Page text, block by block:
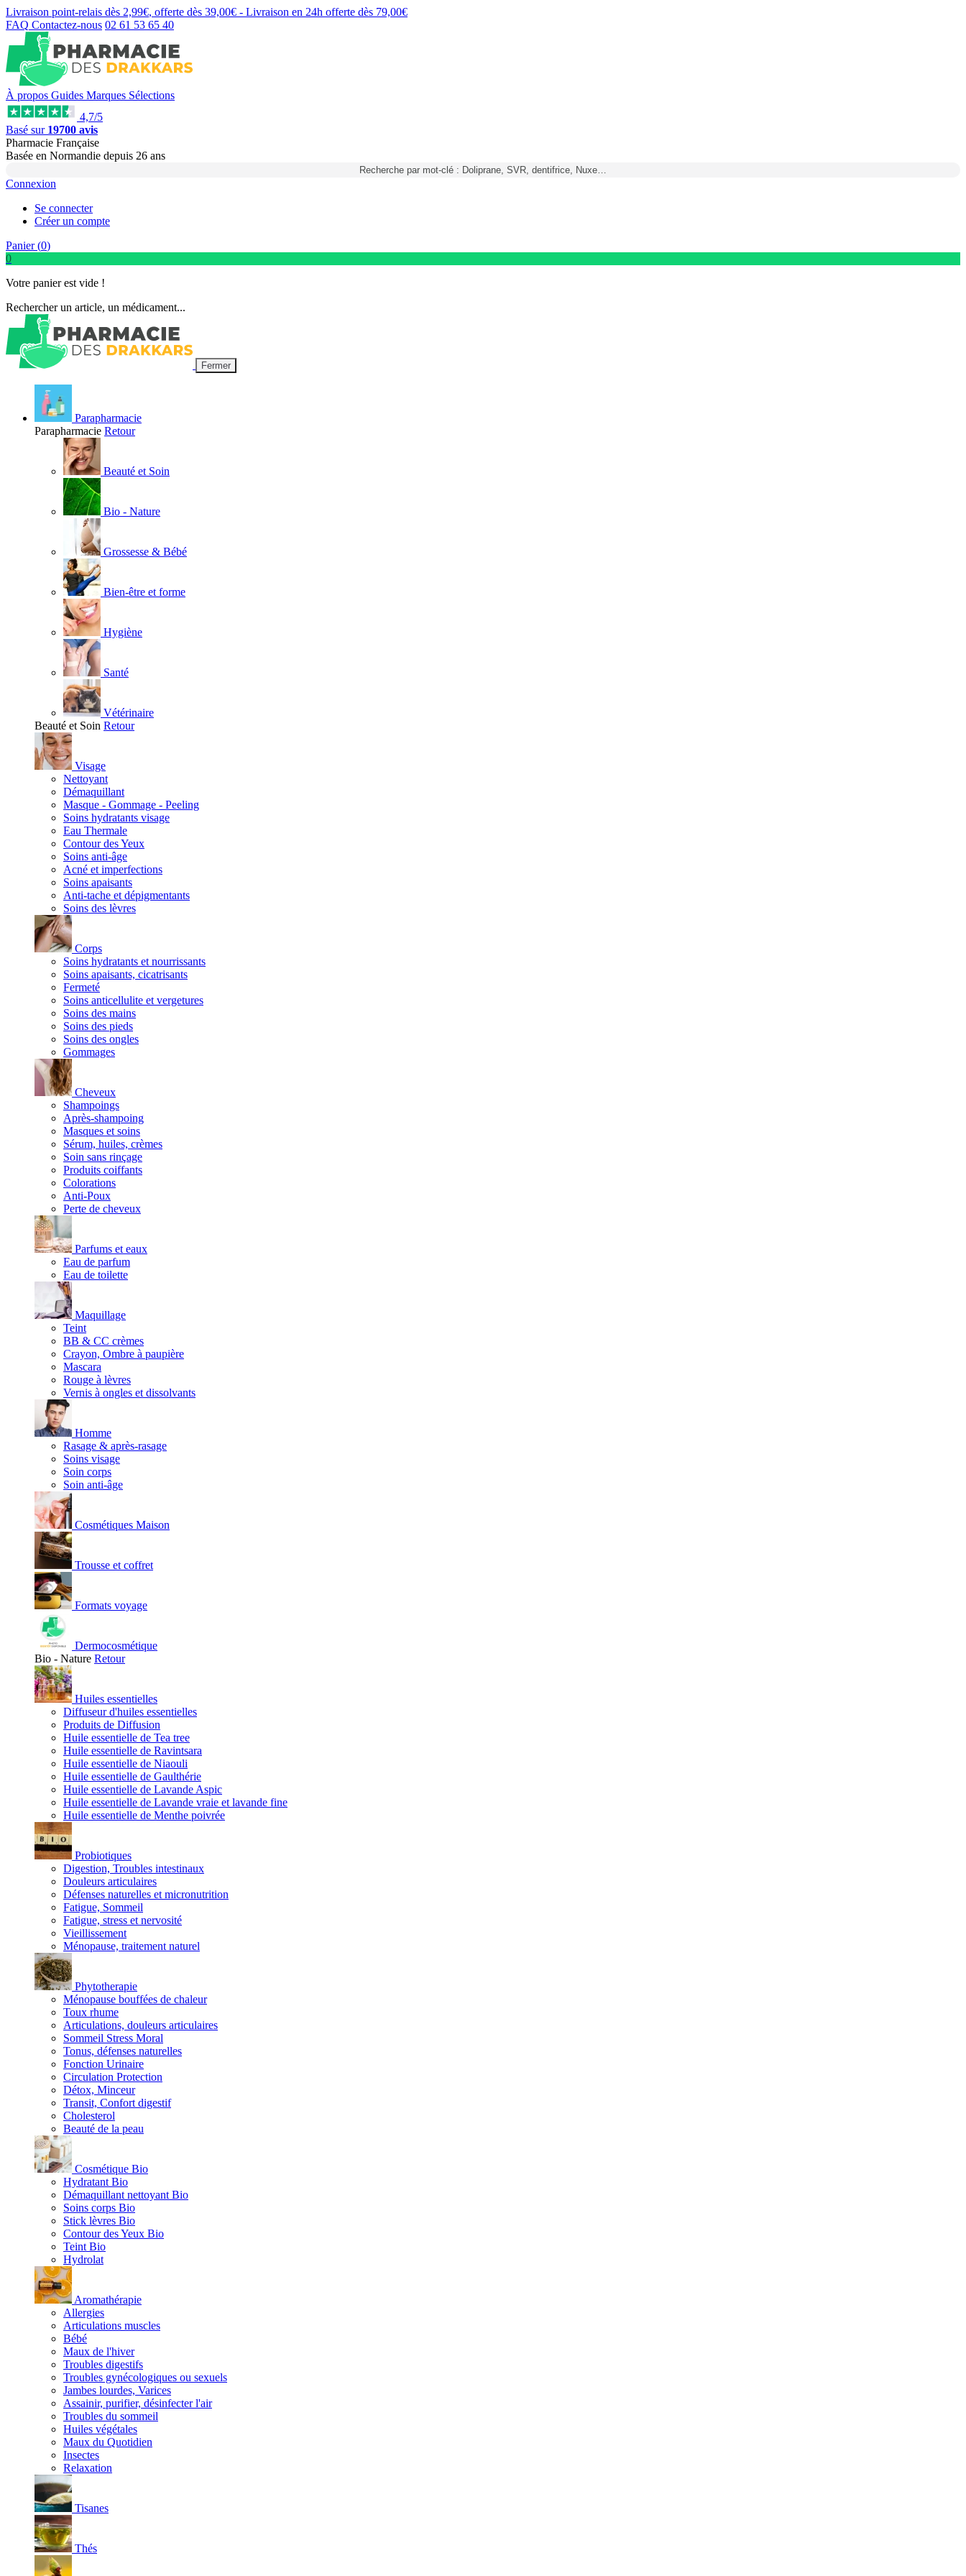
Livraison point-relais dès 2,99€, offerte dès 39,00€ - Livraison en 24h offerte dès 79,00€
FAQ Contactez-nous 02 61 53 65 40
À propos Guides Marques Sélections
4,7/5
Basé sur 19700 avis
Pharmacie Française
Basée en Normandie depuis 26 ans
Recherche par mot-clé : Doliprane, SVR, dentifrice, Nuxe…
Connexion
Se connecter
Créer un compte
Panier (0)
0
Votre panier est vide !
Rechercher un article, un médicament...
Fermer
Parapharmacie
Parapharmacie Retour
Beauté et Soin
Bio - Nature
Grossesse & Bébé
Bien-être et forme
Hygiène
Santé
Vétérinaire
Beauté et Soin Retour
Visage
Nettoyant
Démaquillant
Masque - Gommage - Peeling
Soins hydratants visage
Eau Thermale
Contour des Yeux
Soins anti-âge
Acné et imperfections
Soins apaisants
Anti-tache et dépigmentants
Soins des lèvres
Corps
Soins hydratants et nourrissants
Soins apaisants, cicatrisants
Fermeté
Soins anticellulite et vergetures
Soins des mains
Soins des pieds
Soins des ongles
Gommages
Cheveux
Shampoings
Après-shampoing
Masques et soins
Sérum, huiles, crèmes
Soin sans rinçage
Produits coiffants
Colorations
Anti-Poux
Perte de cheveux
Parfums et eaux
Eau de parfum
Eau de toilette
Maquillage
Teint
BB & CC crèmes
Crayon, Ombre à paupière
Mascara
Rouge à lèvres
Vernis à ongles et dissolvants
Homme
Rasage & après-rasage
Soins visage
Soin corps
Soin anti-âge
Cosmétiques Maison
Trousse et coffret
Formats voyage
Dermocosmétique
Bio - Nature Retour
Huiles essentielles
Diffuseur d'huiles essentielles
Produits de Diffusion
Huile essentielle de Tea tree
Huile essentielle de Ravintsara
Huile essentielle de Niaouli
Huile essentielle de Gaulthérie
Huile essentielle de Lavande Aspic
Huile essentielle de Lavande vraie et lavande fine
Huile essentielle de Menthe poivrée
Probiotiques
Digestion, Troubles intestinaux
Douleurs articulaires
Défenses naturelles et micronutrition
Fatigue, Sommeil
Fatigue, stress et nervosité
Vieillissement
Ménopause, traitement naturel
Phytotherapie
Ménopause bouffées de chaleur
Toux rhume
Articulations, douleurs articulaires
Sommeil Stress Moral
Tonus, défenses naturelles
Fonction Urinaire
Circulation Protection
Détox, Minceur
Transit, Confort digestif
Cholesterol
Beauté de la peau
Cosmétique Bio
Hydratant Bio
Démaquillant nettoyant Bio
Soins corps Bio
Stick lèvres Bio
Contour des Yeux Bio
Teint Bio
Hydrolat
Aromathérapie
Allergies
Articulations muscles
Bébé
Maux de l'hiver
Troubles digestifs
Troubles gynécologiques ou sexuels
Jambes lourdes, Varices
Assainir, purifier, désinfecter l'air
Troubles du sommeil
Huiles végétales
Maux du Quotidien
Insectes
Relaxation
Tisanes
Thés